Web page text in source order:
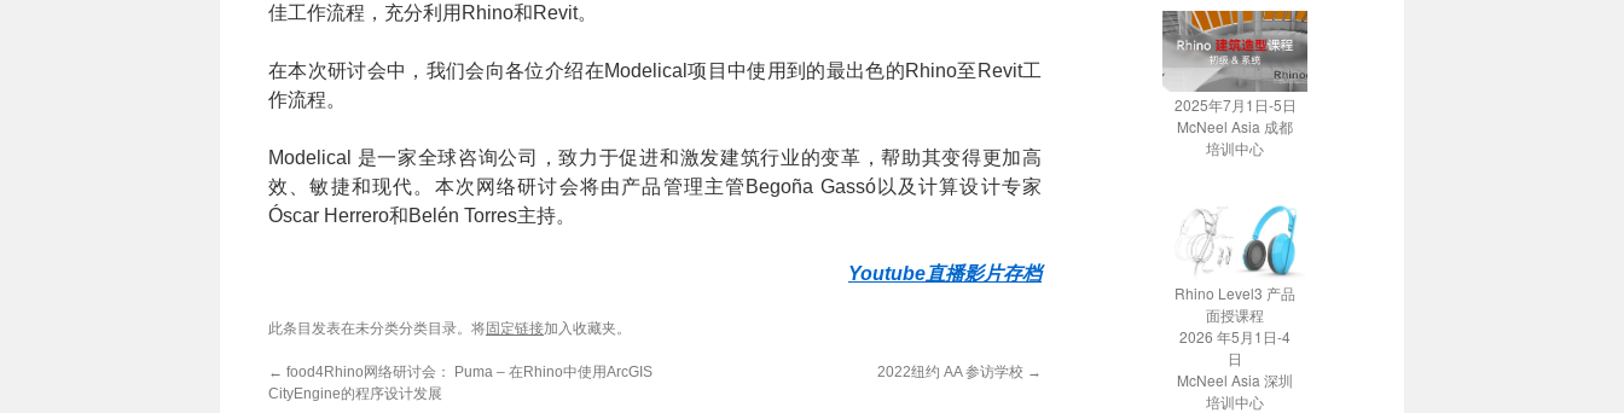
佳工作流程，充分利用Rhino和Revit。
在本次研讨会中，我们会向各位介绍在Modelical项目中使用到的最出色的Rhino至Revit工
作流程。
Modelical 是一家全球咨询公司，致力于促进和激发建筑行业的变革，帮助其变得更加高
效、敏捷和现代。本次网络研讨会将由产品管理主管Begoña Gassó以及计算设计专家
Óscar Herrero和Belén Torres主持。
Youtube直播影片存档
此条目发表在未分类分类目录。将固定链接加入收藏夹。
← food4Rhino网络研讨会： Puma – 在Rhino中使用ArcGIS
CityEngine的程序设计发展
2022纽约 AA 参访学校 →
2025年7月1日-5日
McNeel Asia 成都
培训中心
Rhino Level3 产品
面授课程
2026 年5月1日-4
日
McNeel Asia 深圳
培训中心